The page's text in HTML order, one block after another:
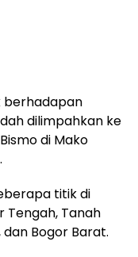
berhadapan
dilimpahkan ke
di Mako
titik di
Tengah, Tanah
Bogor Barat.